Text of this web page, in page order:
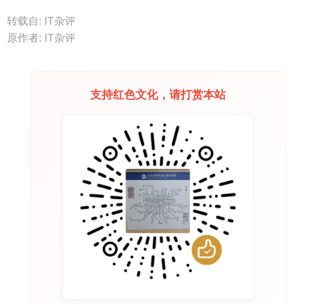
转载自: IT杂评
原作者: IT杂评
支持红色文化，请打赏本站